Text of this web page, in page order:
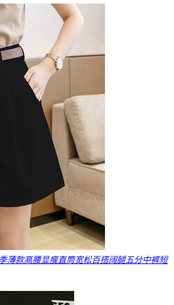
薄款高腰显瘦直筒宽松百搭阔腿五分中裤短